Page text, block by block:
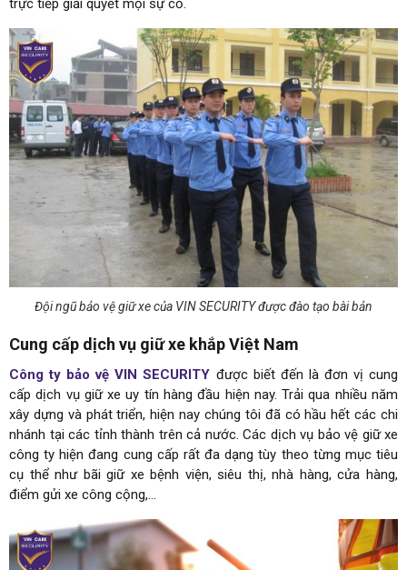
trực tiếp giải quyết mọi sự cố.
Đội ngũ bảo vệ giữ xe của VIN SECURITY được đào tạo bài bản
Cung cấp dịch vụ giữ xe khắp Việt Nam
Công ty bảo vệ VIN SECURITY được biết đến là đơn vị cung
cấp dịch vụ giữ xe uy tín hàng đầu hiện nay. Trải qua nhiều năm
xây dựng và phát triển, hiện nay chúng tôi đã có hầu hết các chi
nhánh tại các tỉnh thành trên cả nước. Các dịch vụ bảo vệ giữ xe
công ty hiện đang cung cấp rất đa dạng tùy theo từng mục tiêu
cụ thể như bãi giữ xe bệnh viện, siêu thị, nhà hàng, cửa hàng,
điểm gửi xe công cộng,…